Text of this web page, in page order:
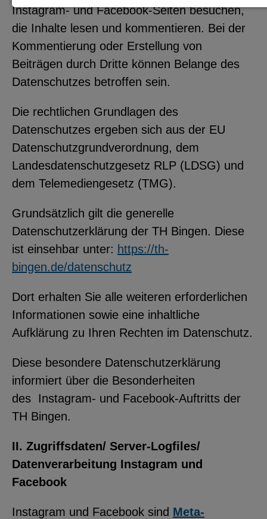
Instagram- und Facebook-Seiten besuchen,
die Inhalte lesen und kommentieren. Bei der
Kommentierung oder Erstellung von
Beiträgen durch Dritte können Belange des
Datenschutzes betroffen sein.
Die rechtlichen Grundlagen des
Datenschutzes ergeben sich aus der EU
Datenschutzgrundverordnung, dem
Landesdatenschutzgesetz RLP (LDSG) und
dem Telemediengesetz (TMG).
Grundsätzlich gilt die generelle
Datenschutzerklärung der TH Bingen. Diese
ist einsehbar unter: https://th-
bingen.de/datenschutz
Dort erhalten Sie alle weiteren erforderlichen
Informationen sowie eine inhaltliche
Aufklärung zu Ihren Rechten im Datenschutz.
Diese besondere Datenschutzerklärung
informiert über die Besonderheiten
des Instagram- und Facebook-Auftritts der
TH Bingen.
II. Zugriffsdaten/ Server-Logfiles/
Datenverarbeitung Instagram und
Facebook
Instagram und Facebook sind Meta-
Notwendige Cookies zur Session-
Verwaltung und für die generelle
Funktionalität der Seite (immer
notwendig).
EXTERNE MEDIEN
Seitenspezifische Erfassung von
Benutzerdaten durch
Einbinden externer Videos,
Standortdaten oder
Stellenanzeigen.
ChatBot